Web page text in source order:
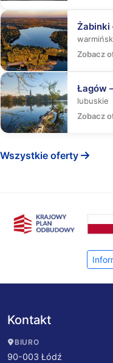
Żabinki
Zobacz
Łagów
lubuskie
Zobacz
Wszystkie oferty
Kontakt
BIURO
90-003 Łódź